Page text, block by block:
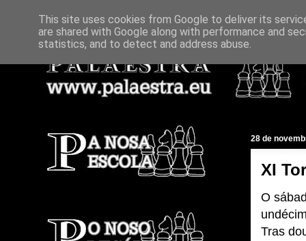
28 de
XI
O
Tras
This site uses cookies from Google to deliver its
are shared with Google along with performance and
statistics, and to detect and address abuse.